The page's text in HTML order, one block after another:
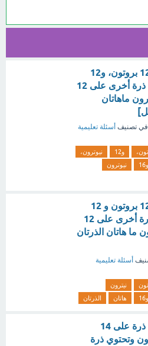
تحتوي ذرة على 12 بروتون، و12
نيوترون، وتحتوي ذرة أخرى على 12
و16 نيوترون ماهاتان
في تصنيف أسئلة تعليمية
و12
نيوترون،
و16
نيوترون
تحتوي ذرة على 12 بروتون و 12
نيترون وتحتوي ذرة أخرى على 12
نيترون ما هاتان الذرتان
أسئلة تعليمية
نيترون
و16 هاتان الذرتان
حل سؤال تحتوي ذرة على 14
و 18 نيترون وتحتوي ذرة